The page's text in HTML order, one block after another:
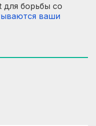
для борьбы со
ваши